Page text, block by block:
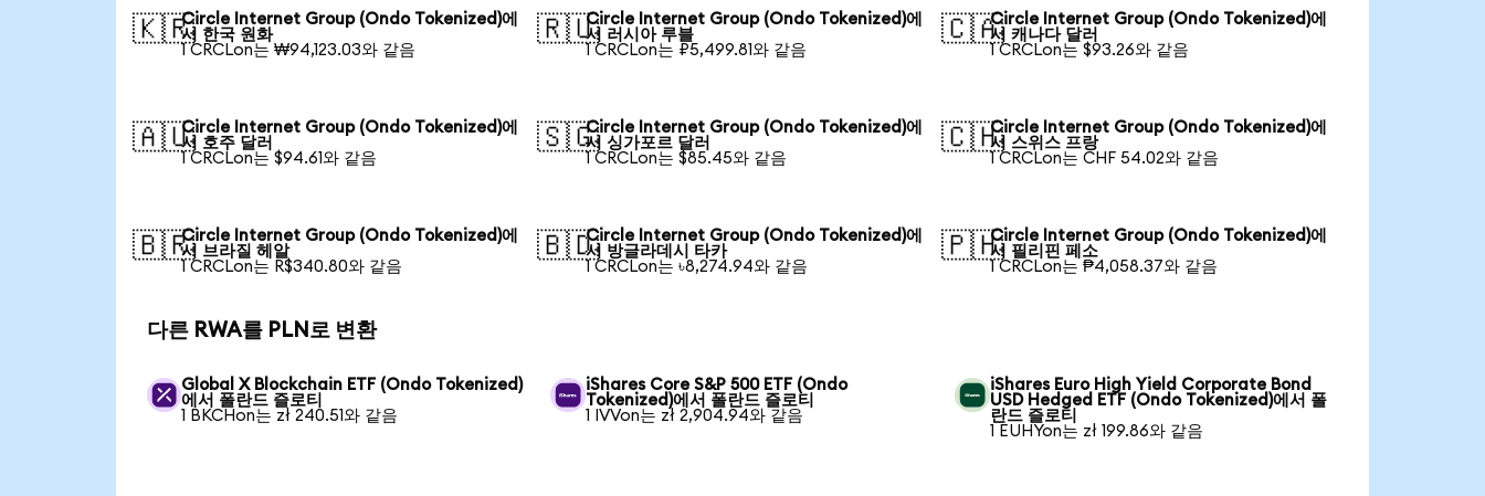
🇰🇷Circle Internet Group (Ondo Tokenized)에
서 한국 원화
1 CRCLon는 ₩94,123.03와 같음
🇷🇺Circle Internet Group (Ondo Tokenized)에
서 러시아 루블
1 CRCLon는 ₽5,499.81와 같음
🇨🇦Circle Internet Group (Ondo Tokenized)에
서 캐나다 달러
1 CRCLon는 $93.26와 같음
🇦🇺Circle Internet Group (Ondo Tokenized)에
서 호주 달러
1 CRCLon는 $94.61와 같음
🇸🇬Circle Internet Group (Ondo Tokenized)에
서 싱가포르 달러
1 CRCLon는 $85.45와 같음
🇨🇭Circle Internet Group (Ondo Tokenized)에
서 스위스 프랑
1 CRCLon는 CHF 54.02와 같음
🇧🇷Circle Internet Group (Ondo Tokenized)에
서 브라질 헤알
1 CRCLon는 R$340.80와 같음
🇧🇩Circle Internet Group (Ondo Tokenized)에
서 방글라데시 타카
1 CRCLon는 ৳8,274.94와 같음
🇵🇭Circle Internet Group (Ondo Tokenized)에
서 필리핀 페소
1 CRCLon는 ₱4,058.37와 같음
다른 RWA를 PLN로 변환
Global X Blockchain ETF (Ondo Tokenized)
에서 폴란드 즐로티
1 BKCHon는 zł 240.51와 같음
iShares Core S&P 500 ETF (Ondo
Tokenized)에서 폴란드 즐로티
1 IVVon는 zł 2,904.94와 같음
iShares Euro High Yield Corporate Bond
USD Hedged ETF (Ondo Tokenized)에서 폴
란드 즐로티
1 EUHYon는 zł 199.86와 같음